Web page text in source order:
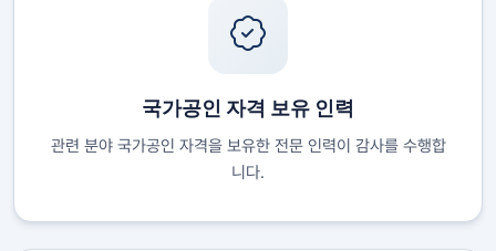
국가공인 자격 보유 인력
관련 분야 국가공인 자격을 보유한 전문 인력이 감사를 수행합
니다.